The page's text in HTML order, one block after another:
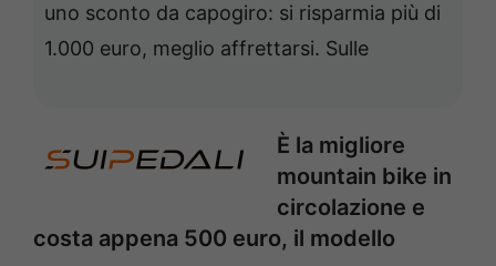
uno sconto da capogiro: si risparmia più di
1.000 euro, meglio affrettarsi. Sulle
È la migliore
mountain bike in
circolazione e
costa appena 500 euro, il modello